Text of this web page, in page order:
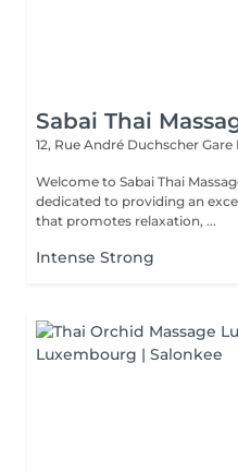
Sabai Thai
12, Rue André Duchscher Gare
Welcome to Sabai Thai Massage At Sabai Thai Massage , we
dedicated to providing an
that promotes relaxation, ...
Intense Strong